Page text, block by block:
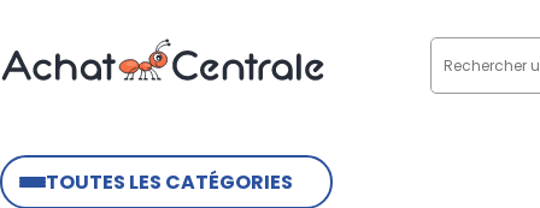
TOUTES LES CATÉGORIES